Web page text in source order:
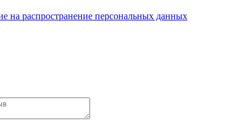
на распространение персональных данных